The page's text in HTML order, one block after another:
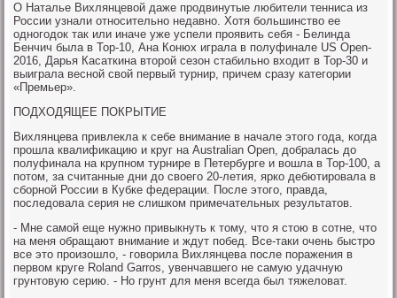
О Наталье Вихлянцевой даже продвинутые любители тенниса из
России узнали относительно недавно. Хотя большинство ее
одногодок так или иначе уже успели проявить себя - Белинда
Бенчич была в Top-10, Ана Конюх играла в полуфинале US Open-
2016, Дарья Касаткина второй сезон стабильно входит в Top-30 и
выиграла весной свой первый турнир, причем сразу категории
«Премьер».
ПОДХОДЯЩЕЕ ПОКРЫТИЕ
Вихлянцева привлекла к себе внимание в начале этого года, когда
прошла квалификацию и круг на Australian Open, добралась до
полуфинала на крупном турнире в Петербурге и вошла в Top-100, а
потом, за считанные дни до своего 20-летия, ярко дебютировала в
сборной России в Кубке федерации. После этого, правда,
последовала серия не слишком примечательных результатов.
- Мне самой еще нужно привыкнуть к тому, что я стою в сотне, что
на меня обращают внимание и ждут побед. Все-таки очень быстро
все это произошло, - говорила Вихлянцева после поражения в
первом круге Roland Garros, увенчавшего не самую удачную
грунтовую серию. - Но грунт для меня всегда был тяжеловат.